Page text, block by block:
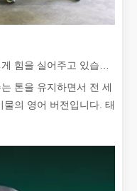
톤을 유지하면서 전 세
의 영어 버전입니다. 태